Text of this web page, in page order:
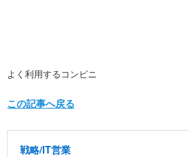
よく利用するコンビニ
この記事へ戻る
戦略/IT営業